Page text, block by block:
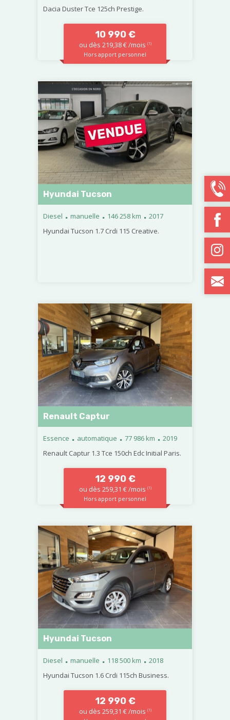
Dacia Duster Tce 125ch Prestige.
10 990 €
ou dès 219,38 € /mois (1)
Hors apport personnel
Hyundai Tucson
Diesel . manuelle . 146 258 km . 2017
Hyundai Tucson 1.7 Crdi 115 Creative.
Renault Captur
Essence . automatique . 77 986 km . 2019
Renault Captur 1.3 Tce 150ch Edc Initial Paris.
12 990 €
ou dès 259,31 € /mois (1)
Hors apport personnel
Hyundai Tucson
Diesel . manuelle . 118 500 km . 2018
Hyundai Tucson 1.6 Crdi 115ch Business.
12 990 €
ou dès 259,31 € /mois (1)